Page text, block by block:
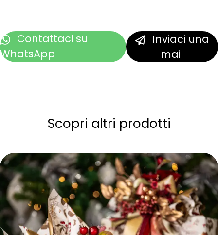
Contattaci su
WhatsApp
mail
Scopri altri prodotti